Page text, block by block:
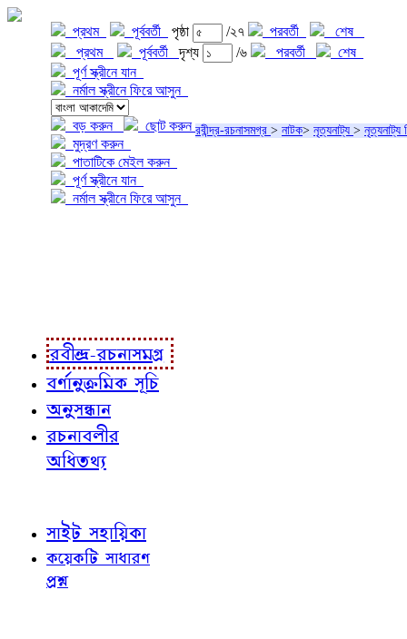
প্রথম পূর্ববর্তী পৃষ্ঠা /২৭ পরবর্তী
শেষ
প্রথম
পূর্ববর্তী দৃশ্য /৬ পরবর্তী
শেষ
পূর্ণ স্ক্রীনে যান
নর্মাল স্ক্রীনে ফিরে আসুন
বড় করুন
ছোট করুন
মুদ্রণ করুন
পাতাটিকে মেইল করুন
পূর্ণ স্ক্রীনে যান
নর্মাল স্ক্রীনে ফিরে আসুন
রবীন্দ্র-রচনাসমগ্র > নাটক> নৃত্যনাট্য > নৃত্যনাট্য
রবীন্দ্র-রচনাসমগ্র
বর্ণানুক্রমিক সূচি
অনুসন্ধান
রচনাবলীর
অধিতথ্য
সাইট সহায়িকা
কয়েকটি সাধারণ
প্রশ্ন